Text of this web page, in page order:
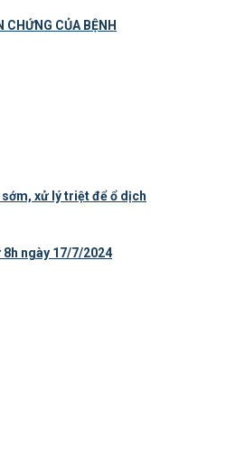
CỦA BỆNH
xử lý triệt để ổ dịch
ngày 17/7/2024